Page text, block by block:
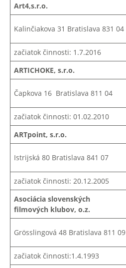
Art4,s.r.o.
Kalinčiakova 31 Bratislava 831 04
začiatok činnosti: 1.7.2016
ARTICHOKE, s.r.o.
Čapkova 16 Bratislava 811 04
začiatok činnosti: 01.02.2010
ARTpoint, s.r.o.
Istrijská 80 Bratislava 841 07
začiatok činnosti: 20.12.2005
Asociácia slovenských
filmových klubov, o.z.
Grösslingová 48 Bratislava 811 09
začiatok činnosti:1.4.1993